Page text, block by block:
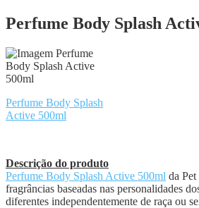
Perfume Body Splash
Perfume Body Splash
Active 500ml
Descrição do produto
Perfume Body Splash Active 500ml da
fragrâncias baseadas nas personalidades
diferentes independentemente de raça ou